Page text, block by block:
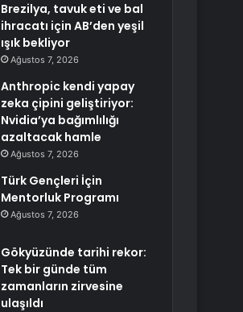
Brezilya, tavuk eti ve bal
ihracatı için AB’den yeşil
ışık bekliyor
Ağustos 7, 2026
Anthropic kendi yapay
zeka çipini geliştiriyor:
Nvidia’ya bağımlılığı
azaltacak hamle
Ağustos 7, 2026
Türk Gençleri İçin
Mentorluk Programı
Ağustos 7, 2026
Gökyüzünde tarihi rekor:
Tek bir günde tüm
zamanların zirvesine
ulaşıldı